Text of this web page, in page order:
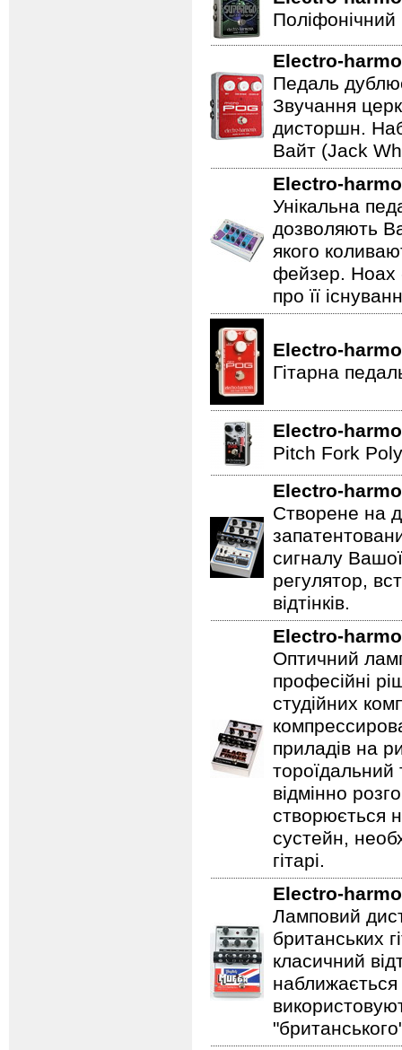
Поліфонічний
Electro-
Педаль
Звучання
дисторшн.
Вайт (Jack
Electro-
Унікальна
дозволяють
якого
фейзер. Hoax
про її
Electro-
Гітарна
Electro-
Pitch Fork
Electro-
Створене на
сигналу
регулятор,
відтінків.
Electro-
Оптичний
професійні
студійних
приладів на
відмінно
створюється
сустейн,
гітарі.
Electro-
Ламповий
британських
класичний